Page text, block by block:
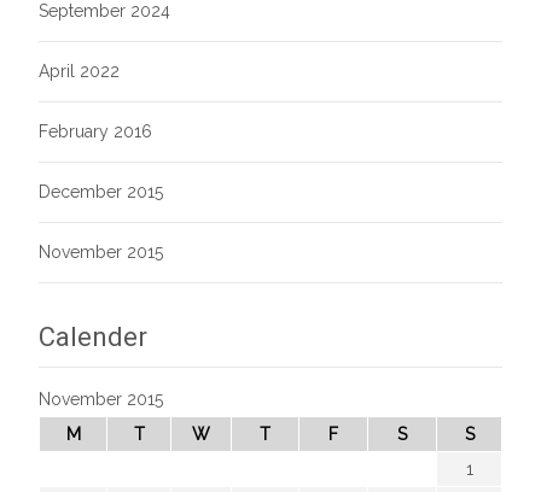
September 2024
April 2022
February 2016
December 2015
November 2015
Calender
November 2015
M
T W T F S
S
1